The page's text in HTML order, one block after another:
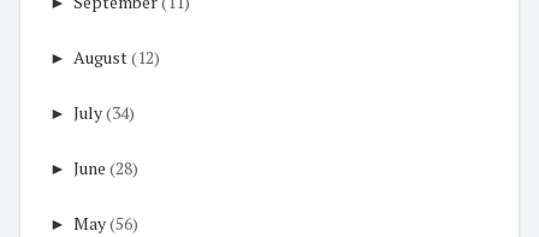
► August(12)
► July(34)
► June (28)
► May(56)